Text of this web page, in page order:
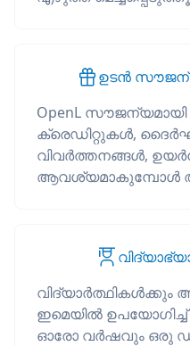
ഉടൻ
OpenL
ക്രെഡിറ്റുകൾ,
വിവർത്തനങ്ങൾ,
ആവശ്യമാകുമ്പോൾ
വിദ്യാർത്ഥികൾക്കും
ഇമെയിൽ ഉപയോഗിച്ച്
ഓരോ വർഷവും ഒരു